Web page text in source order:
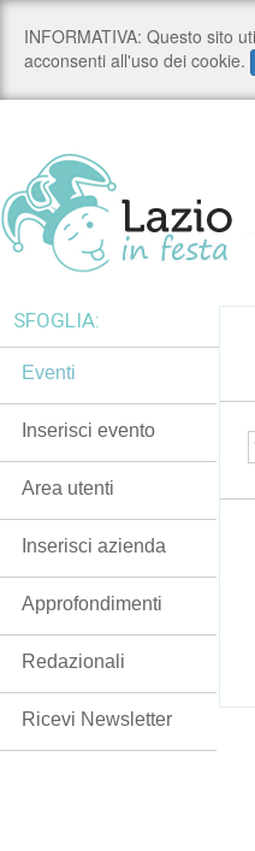
SFOGLIA:
Eventi
Inserisci evento
Area utenti
Inserisci azienda
Approfondimenti
Redazionali
Ricevi Newsletter